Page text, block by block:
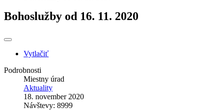
Bohoslužby od 16. 11. 2020
Vytlačiť
Podrobnosti
Miestny úrad
Aktuality
18. november 2020
Návštevy: 8999